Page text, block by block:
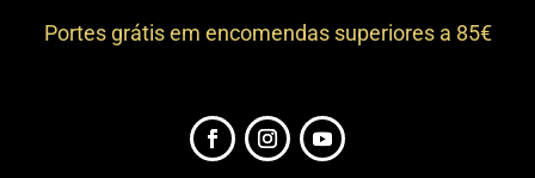
Portes grátis em encomendas superiores a 85€